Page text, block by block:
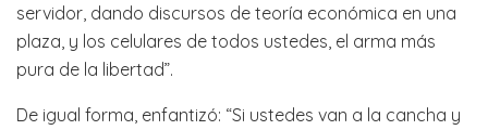
servidor, dando discursos de teoría económica en una
plaza, y los celulares de todos ustedes, el arma más
pura de la libertad”.
De igual forma, enfantizó: “Si ustedes van a la cancha y